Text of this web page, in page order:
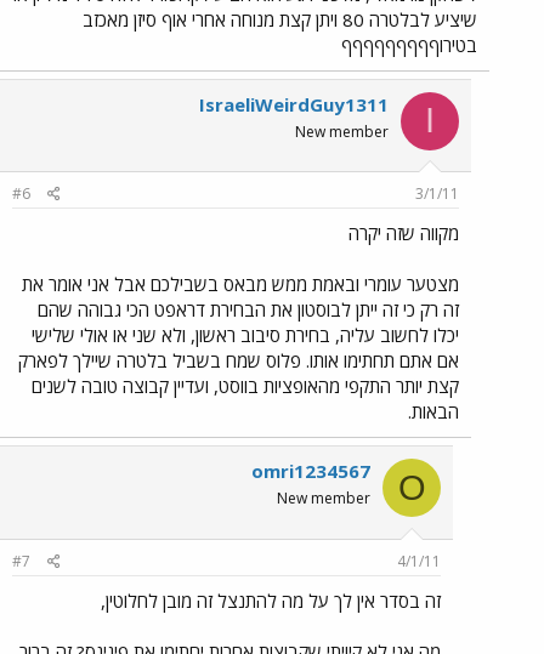
שיציע לבלטרה 80 ויתן קצת מנוחה אחרי אוף סיזן מאכזב
בטירוףףףףףףףףף
I
IsraeliWeirdGuy1311
New member
3/1/11
#6
מקווה שזה יקרה
מצטער עומרי ובאמת ממש מבאס בשבילכם אבל אני אומר את
זה רק כי זה ייתן לבוסטון את הבחירת דראפט הכי גבוהה שהם
יכלו לחשוב עליה, בחירת סיבוב ראשון, ולא שני או אולי שלישי
אם אתם תחתימו אותו. פלוס שמח בשביל בלטרה שיילך לפארק
קצת יותר התקפי מהאופציות בווסט, ועדיין קבוצה טובה לשנים
הבאות.
O
omri1234567
New member
4/1/11
#7
זה בסדר אין לך על מה להתנצל זה מובן לחלוטין,